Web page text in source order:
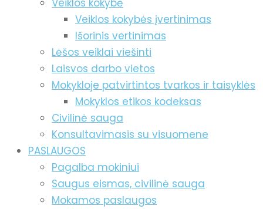
Veiklos kokybė
Veiklos kokybės įvertinimas
Išorinis vertinimas
Lėšos veiklai viešinti
Laisvos darbo vietos
Mokykloje patvirtintos tvarkos ir taisyklės
Mokyklos etikos kodeksas
Civilinė sauga
Konsultavimasis su visuomene
PASLAUGOS
Pagalba mokiniui
Saugus eismas, civilinė sauga
Mokamos paslaugos